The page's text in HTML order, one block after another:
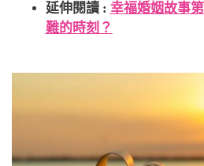
延伸閱讀 : 幸福婚姻故事
難的時刻？